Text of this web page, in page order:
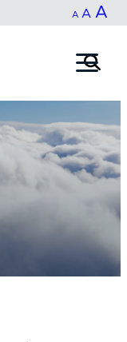
A Decrease
size.
A Reset
size.
A